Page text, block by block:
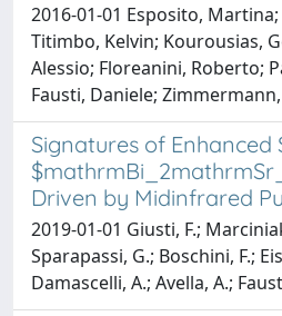
2016-01-01 Esposito,
Titimbo, Kelvin; Kourousias,
Alessio; Floreanini, Roberto;
Fausti, Daniele;
Signatures of
Driven by Midinfrared
2019-01-01 Giusti, F.;
Sparapassi, G.; Boschini, F.;
Damascelli, A.; Avella, A.;